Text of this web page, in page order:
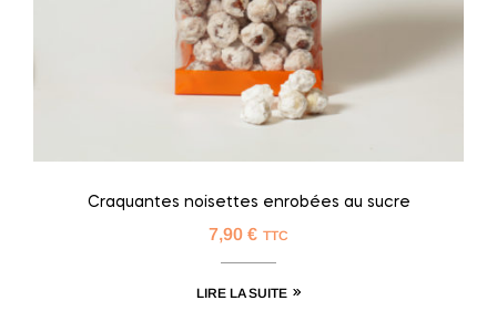
Craquantes noisettes enrobées au sucre
7,90 € TTC
LIRE LA SUITE